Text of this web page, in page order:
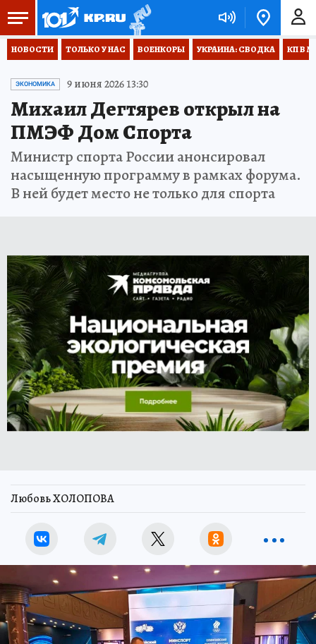
НОВОСТИ ТОЛЬКО У НАС ВОЕНКОРЫ УКРАИНА: СВОДКА КП В
ЭКОНОМИКА 9 июня 2026 13:30
Михаил Дегтярев открыл на
ПМЭФ Дом Спорта
Министр спорта России анонсировал
насыщенную программу в рамках форума.
В ней будет место не только для спорта
Любовь ХОЛОПОВА